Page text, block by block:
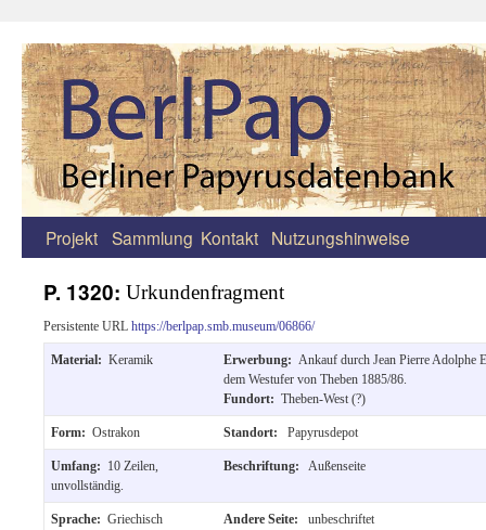
Zum
springen
Projekt Sammlung Kontakt Nutzungshinweise
P. 1320: Urkundenfragment
Persistente URL https://berlpap.smb.museum/06866/
Material: Keramik Erwerbung: Ankauf durch Jean Pierre Adolphe
dem Westufer von Theben 1885/86.
Fundort: Theben-West (?)
Form: Ostrakon Standort: Papyrusdepot
Umfang: 10 Zeilen,
unvollständig.
Beschriftung: Außenseite
Sprache: Griechisch Andere Seite: unbeschriftet